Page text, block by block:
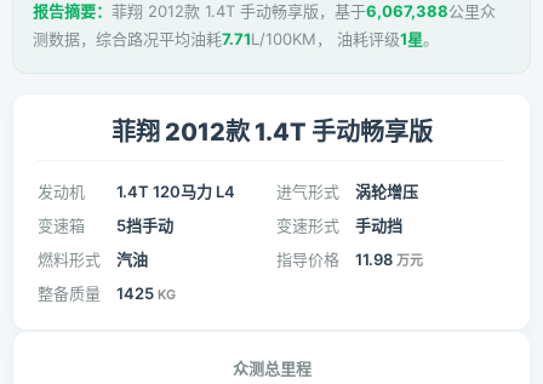
报告摘要： 菲翔 2012款 1.4T 手动畅享版，基于6,067,388公里众
测数据，综合路况平均油耗7.71L/100KM， 油耗评级1星。
菲翔 2012款 1.4T 手动畅享版
发动机 1.4T 120马力 L4 进气形式
涡轮增压
变速箱
5挡手动 变速形式
手动挡
燃料形式
汽油 指导价格 11.98 万元
整备质量 1425 KG
众测总里程